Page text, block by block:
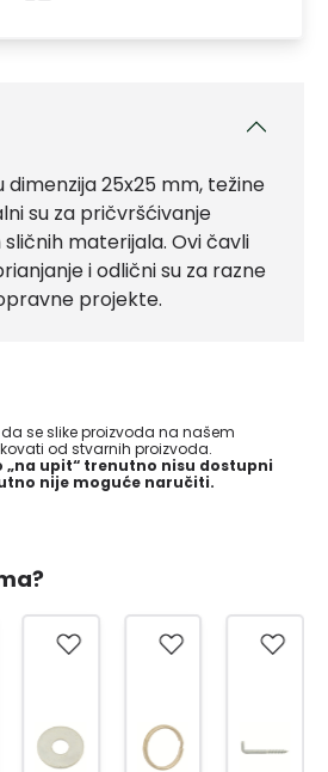
dimenzija 25x25 mm, težine
su za pričvršćivanje
materijala. Ovi čavli
i odlični su za razne
projekte.
se slike proizvoda na našem
od stvarnih proizvoda.
upit“ trenutno nisu dostupni
nije moguće naručiti.